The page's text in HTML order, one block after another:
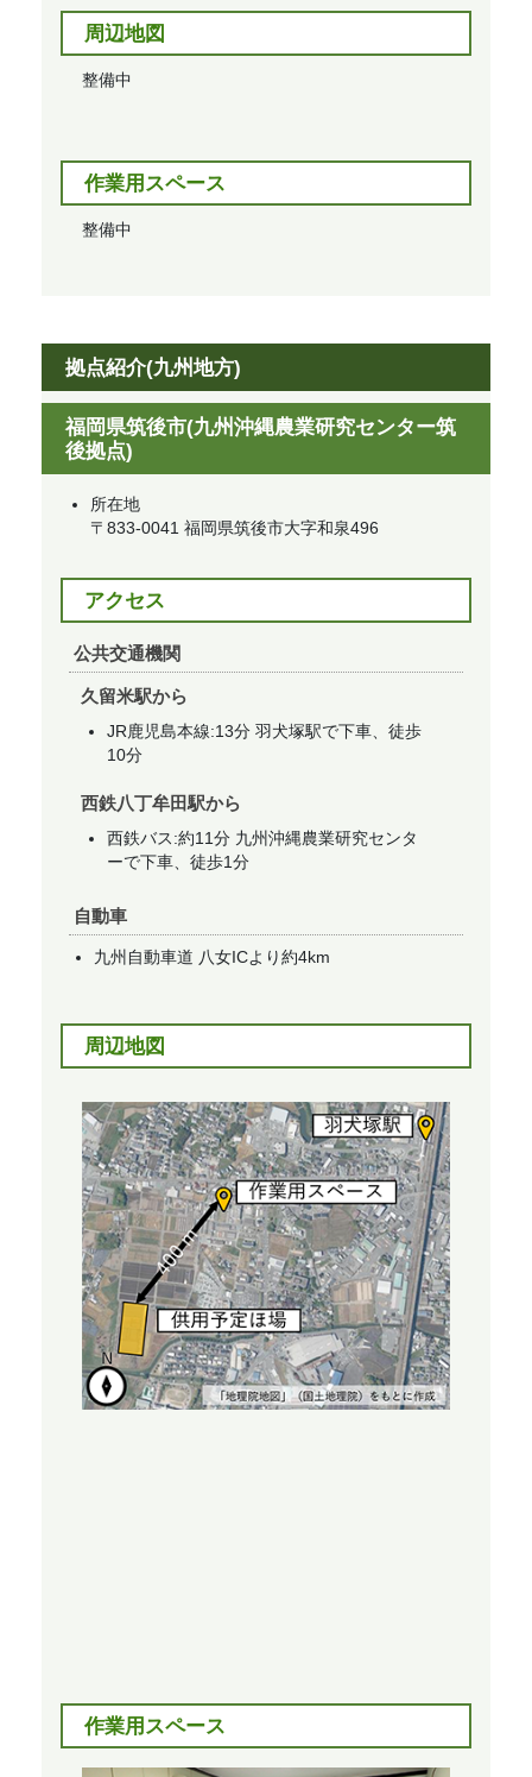
周辺地図
整備中
作業用スペース
整備中
拠点紹介(九州地方)
福岡県筑後市(九州沖縄農業研究センター筑
後拠点)
所在地
〒833-0041 福岡県筑後市大字和泉496
アクセス
公共交通機関
久留米駅から
JR鹿児島本線:13分 羽犬塚駅で下車、徒歩
10分
西鉄八丁牟田駅から
西鉄バス:約11分 九州沖縄農業研究センタ
ーで下車、徒歩1分
自動車
九州自動車道 八女ICより約4km
周辺地図
作業用スペース